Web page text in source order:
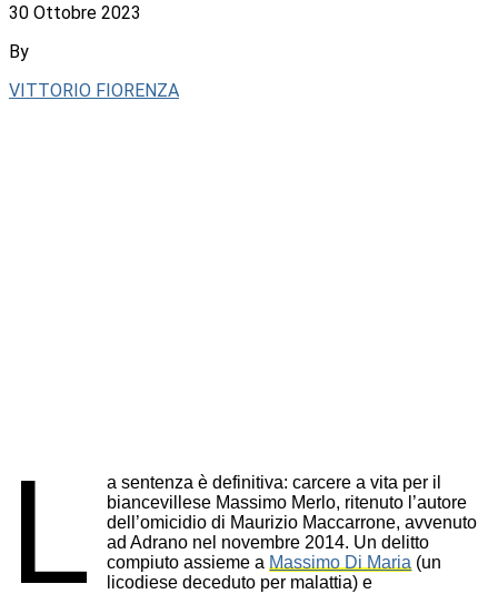
30 Ottobre 2023
By
VITTORIO FIORENZA
L
a sentenza è definitiva: carcere a vita per il
biancevillese Massimo Merlo, ritenuto l’autore
dell’omicidio di Maurizio Maccarrone, avvenuto
ad Adrano nel novembre 2014. Un delitto
compiuto assieme a Massimo Di Maria (un
licodiese deceduto per malattia) e